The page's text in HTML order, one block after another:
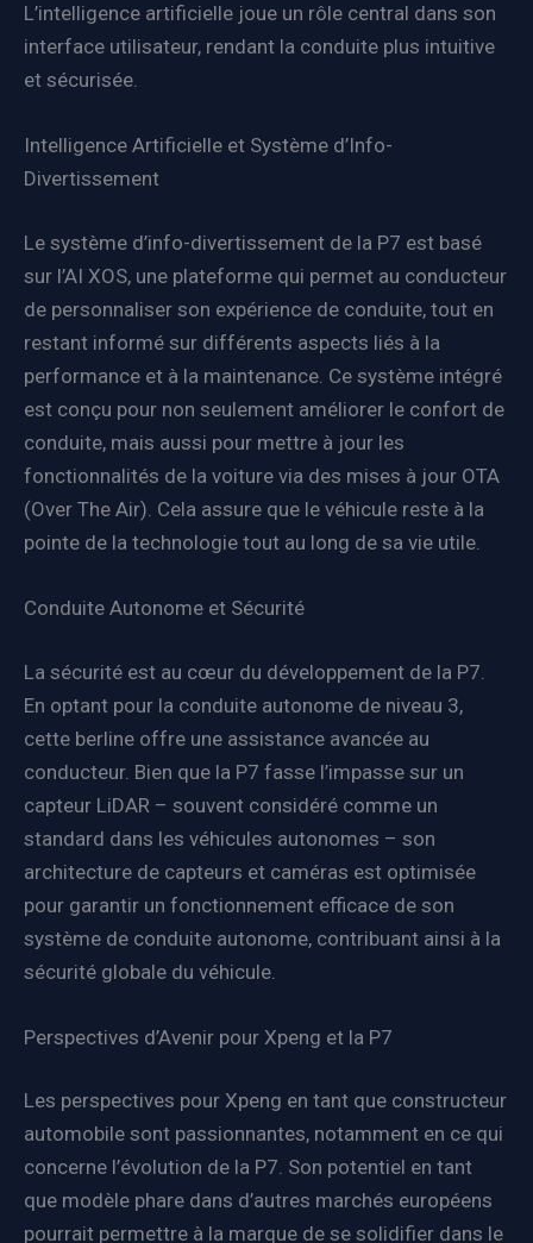
L’intelligence artificielle joue un rôle central dans son
interface utilisateur, rendant la conduite plus intuitive
et sécurisée.
Intelligence Artificielle et Système d’Info-
Divertissement
Le système d’info-divertissement de la P7 est basé
sur l’AI XOS, une plateforme qui permet au conducteur
de personnaliser son expérience de conduite, tout en
restant informé sur différents aspects liés à la
performance et à la maintenance. Ce système intégré
est conçu pour non seulement améliorer le confort de
conduite, mais aussi pour mettre à jour les
fonctionnalités de la voiture via des mises à jour OTA
(Over The Air). Cela assure que le véhicule reste à la
pointe de la technologie tout au long de sa vie utile.
Conduite Autonome et Sécurité
La sécurité est au cœur du développement de la P7.
En optant pour la conduite autonome de niveau 3,
cette berline offre une assistance avancée au
conducteur. Bien que la P7 fasse l’impasse sur un
capteur LiDAR – souvent considéré comme un
standard dans les véhicules autonomes – son
architecture de capteurs et caméras est optimisée
pour garantir un fonctionnement efficace de son
système de conduite autonome, contribuant ainsi à la
sécurité globale du véhicule.
Perspectives d’Avenir pour Xpeng et la P7
Les perspectives pour Xpeng en tant que constructeur
automobile sont passionnantes, notamment en ce qui
concerne l’évolution de la P7. Son potentiel en tant
que modèle phare dans d’autres marchés européens
pourrait permettre à la marque de se solidifier dans le